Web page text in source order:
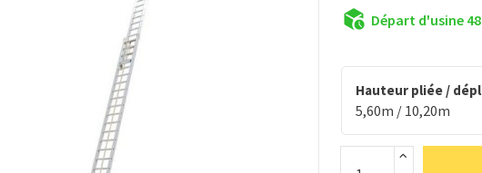
Départ d'usine
Hauteur pliée /
5,60m / 10,20m